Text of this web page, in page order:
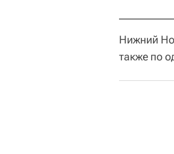
Нижний
также по